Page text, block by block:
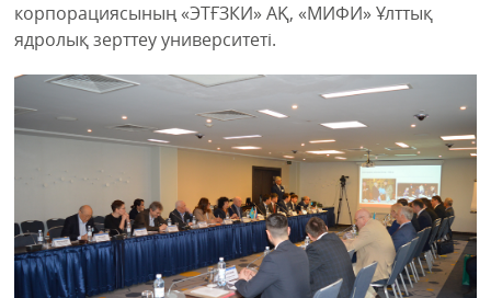
корпорациясының «ЭТҒЗКИ» АҚ, «МИФИ» Ұлттық
ядролық зерттеу университеті.